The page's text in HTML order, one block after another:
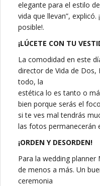
elegante para el estilo de
vida que llevan”,
posible!.
¡LÚCETE CON TU
La comodidad en este
director de Vida de
todo, la
estética lo es tanto o
bien porque serás el
si te ves mal tendrás
las fotos permanecerán
¡ORDEN Y DESORDEN!
Para la wedding planner
de menos a más. Un
ceremonia